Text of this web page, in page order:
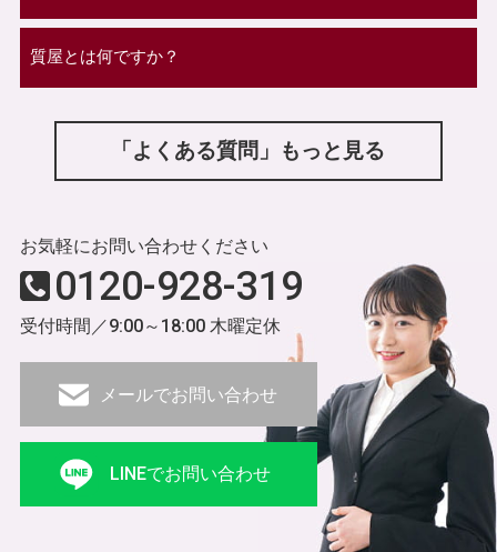
質屋とは何ですか？
「よくある質問」もっと見る
お気軽にお問い合わせください
0120-928-319
受付時間／9:00～18:00 木曜定休
メールでお問い合わせ
LINEでお問い合わせ